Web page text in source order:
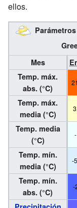
ellos.
Parámetros
Mes
Temp. máx.
abs. (°C)
Temp. máx.
media (°C)
Temp. media
(°C)
Temp. mín.
media (°C)
-
Temp. mín.
abs. (°C)
-